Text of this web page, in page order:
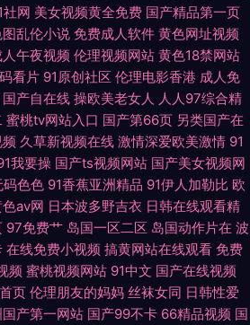
社区 久草超碰97在线 日韩天堂 91人妻在线 国
射性爱视频 尤物午夜福利在线
社网 美女视频黄全免费 国产精品第一页
乱伦小说 免费成人软件 黄色网址视频
人午夜视频 伦理视频网站 黄色18禁网站
看片 91原创社区 伦理电影香港 成人免
国产自在线 操欧美老女人 人人97综合精
蜜桃tv网站入口 国产第66页 另类国产在
久草新视频在线 激情深爱欧美激情 91
我要操 国产ts视频网站 国产美女视频网
码色色 91香蕉亚洲精品 91伊人加勒比 欧
av网 日本波多野吉衣 日韩在线观看精
97免费艹 岛国一区二区 岛国动作片在 波
在线免费小视频 搞黄网站在线观看 免费
频 蜜桃视频网站 91中文 国产在线视频
页 伦理朋友的妈妈 丝袜女同 日韩性爱
国产第一网站 国产99不卡 66精品视频 国